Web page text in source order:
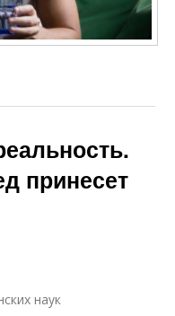
принесет
наук